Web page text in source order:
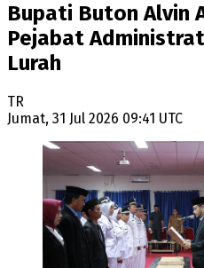
Bupati Buton Alvin
Pejabat
Lurah
TR
Jumat, 31 Jul 2026 09:41 UTC